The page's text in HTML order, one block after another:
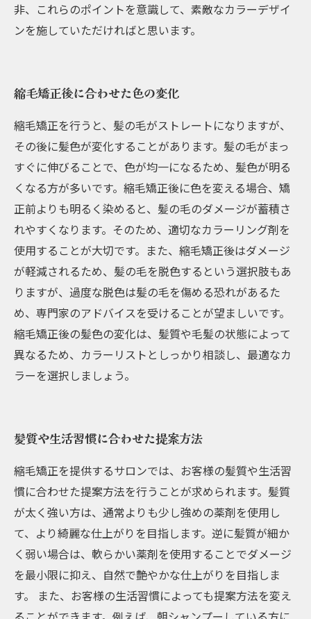
非、これらのポイントを意識して、素敵なカラーデザイ
ンを施していただければと思います。
縮毛矯正後に合わせた色の変化
縮毛矯正を行うと、髪の毛がストレートになりますが、
その後に髪色が変化することがあります。髪の毛がまっ
すぐに伸びることで、色が均一になるため、髪色が明る
くなる方が多いです。縮毛矯正後に色を変える場合、矯
正前よりも明るく染めると、髪の毛のダメージが蓄積さ
れやすくなります。そのため、適切なカラーリング剤を
使用することが大切です。また、縮毛矯正後はダメージ
が軽減されるため、髪の毛を脱色するという選択肢もあ
りますが、過度な脱色は髪の毛を傷める恐れがあるた
め、専門家のアドバイスを受けることが望ましいです。
縮毛矯正後の髪色の変化は、髪質や毛髪の状態によって
異なるため、カラーリストとしっかり相談し、最適なカ
ラーを選択しましょう。
髪質や生活習慣に合わせた提案方法
縮毛矯正を提供するサロンでは、お客様の髪質や生活習
慣に合わせた提案方法を行うことが求められます。髪質
が太く強い方は、通常よりも少し強めの薬剤を使用し
て、より綺麗な仕上がりを目指します。逆に髪質が細か
く弱い場合は、軟らかい薬剤を使用することでダメージ
を最小限に抑え、自然で艶やかな仕上がりを目指しま
す。 また、お客様の生活習慣によっても提案方法を変え